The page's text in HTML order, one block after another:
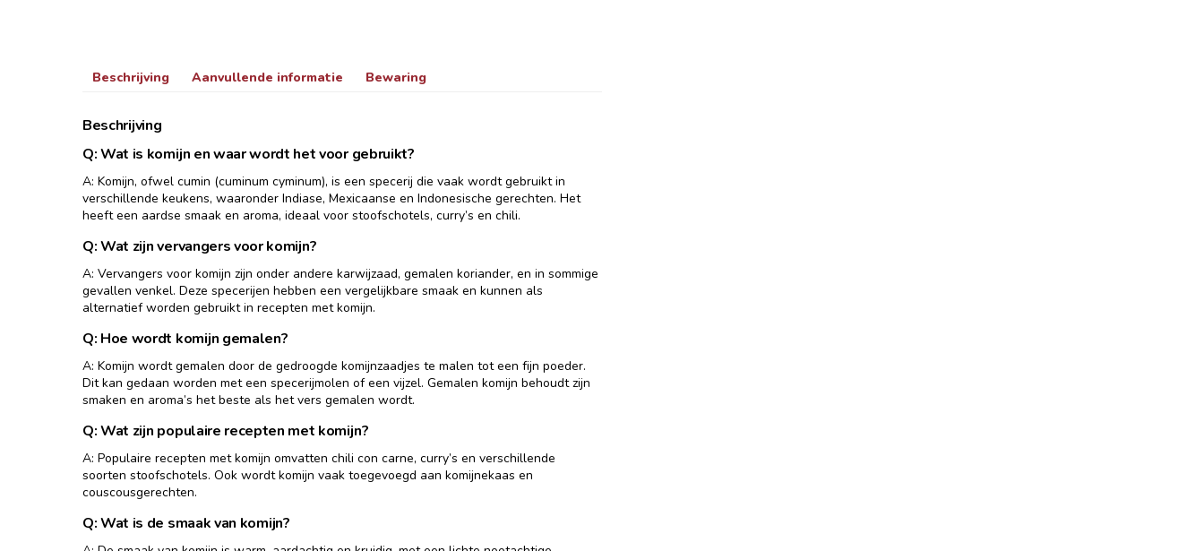
Beschrijving Aanvullende informatie Bewaring
Beschrijving
Q: Wat is komijn en waar wordt het voor gebruikt?
A: Komijn, ofwel cumin (cuminum cyminum), is een specerij die vaak wordt gebruikt in
verschillende keukens, waaronder Indiase, Mexicaanse en Indonesische gerechten. Het
heeft een aardse smaak en aroma, ideaal voor stoofschotels, curry’s en chili.
Q: Wat zijn vervangers voor komijn?
A: Vervangers voor komijn zijn onder andere karwijzaad, gemalen koriander, en in sommige
gevallen venkel. Deze specerijen hebben een vergelijkbare smaak en kunnen als
alternatief worden gebruikt in recepten met komijn.
Q: Hoe wordt komijn gemalen?
A: Komijn wordt gemalen door de gedroogde komijnzaadjes te malen tot een fijn poeder.
Dit kan gedaan worden met een specerijmolen of een vijzel. Gemalen komijn behoudt zijn
smaken en aroma’s het beste als het vers gemalen wordt.
Q: Wat zijn populaire recepten met komijn?
A: Populaire recepten met komijn omvatten chili con carne, curry’s en verschillende
soorten stoofschotels. Ook wordt komijn vaak toegevoegd aan komijnekaas en
couscousgerechten.
Q: Wat is de smaak van komijn?